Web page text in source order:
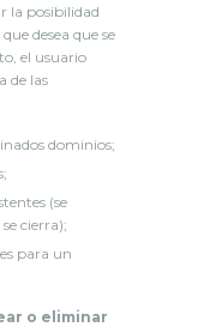
la posibilidad
desea que se
el usuario
de las
dominios;
(se
cierra);
para un
o eliminar